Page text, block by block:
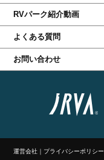
RVパーク紹介動画
よくある質問
お問い合わせ
運営会社 ｜ プライバシーポリシー